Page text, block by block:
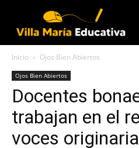
Inicio Ojos Bien Abiertos
Ojos Bien Abiertos
Docentes
trabajan en el
voces